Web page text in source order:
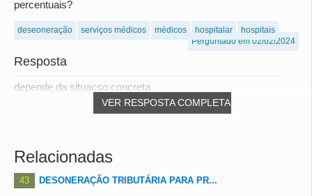
percentuais?
deseoneração serviços médicos médicos hospitalar
hospitais
Perguntado em 02/02/2024
Resposta
VER RESPOSTA COMPLETA
depende da situacso concreta
Relacionadas
43 DESONERAÇÃO TRIBUTÁRIA PARA PR...